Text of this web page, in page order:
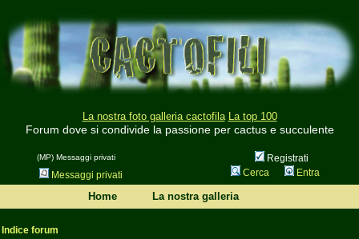
La nostra foto galleria cactofila La top 100
Forum dove si condivide la passione per cactus e succulente
(MP) Messaggi privati
Registrati
Messaggi privati
Cerca Entra
Home La nostra galleria
Indice forum